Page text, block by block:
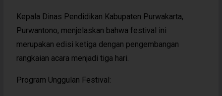
Kepala Dinas Pendidikan Kabupaten Purwakarta,
Purwantono, menjelaskan bahwa festival ini
merupakan edisi ketiga dengan pengembangan
rangkaian acara menjadi tiga hari.
Program Unggulan Festival: